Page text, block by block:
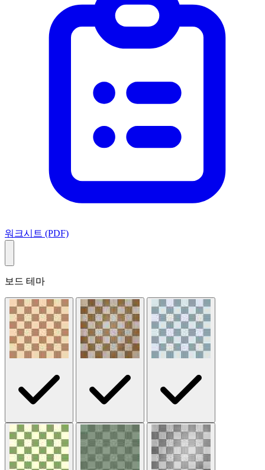
워크시트 (PDF)
보드 테마